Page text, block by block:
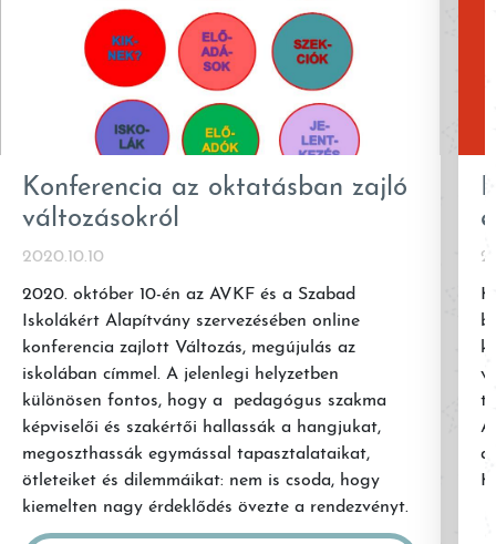
Konferencia az oktatásban zajló
változásokról
2020.10.10
2020. október 10-én az AVKF és a Szabad
Iskolákért Alapítvány szervezésében online
konferencia zajlott Változás, megújulás az
iskolában címmel. A jelenlegi helyzetben
különösen fontos, hogy a pedagógus szakma
képviselői és szakértői hallassák a hangjukat,
megoszthassák egymással tapasztalataikat,
ötleteiket és dilemmáikat: nem is csoda, hogy
kiemelten nagy érdeklődés övezte a rendezvényt.
Az eseményen a Zöld Kakas […]
a